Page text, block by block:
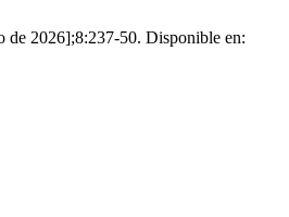
2026];8:237-50. Disponible en: